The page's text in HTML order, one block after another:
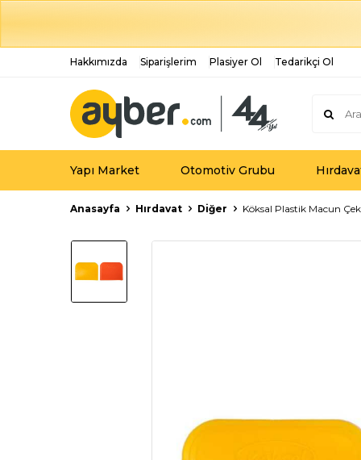
Hakkımızda Siparişlerim Plasiyer Ol Tedarikçi Ol
Yapı Market Otomotiv Grubu
Anasayfa Hırdavat Diğer Köksal Plastik Macun